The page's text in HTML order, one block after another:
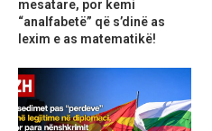
mesatare, por kemi
“analfabetë” që s’dinë as
lexim e as matematikë!